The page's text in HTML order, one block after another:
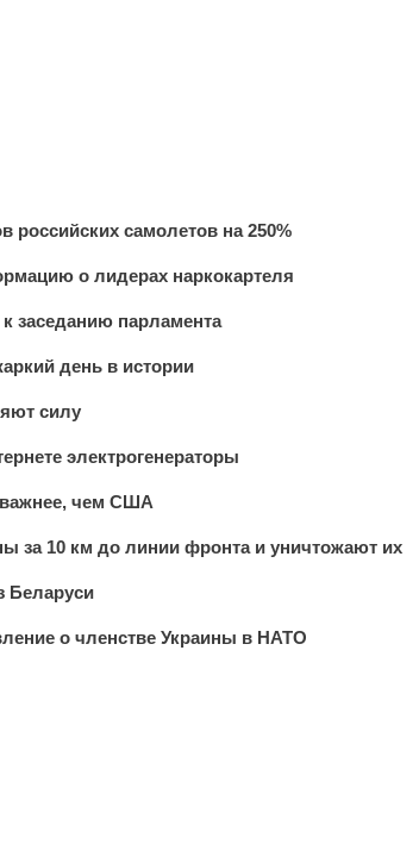
российских самолетов на 250%
о лидерах наркокартеля
заседанию парламента
день в истории
силу
электрогенераторы
важнее, чем США
за 10 км до линии фронта и уничтожают их
Беларуси
о членстве Украины в НАТО